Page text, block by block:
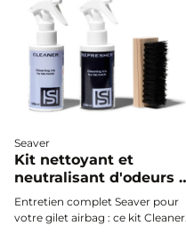
Seaver
Kit nettoyant et
neutralisant d'odeurs -
Seaver
Entretien complet Seaver pour
votre gilet airbag : ce kit Cleaner